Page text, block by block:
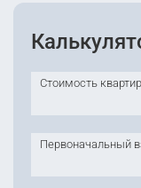
Стоимость
Первоначальный